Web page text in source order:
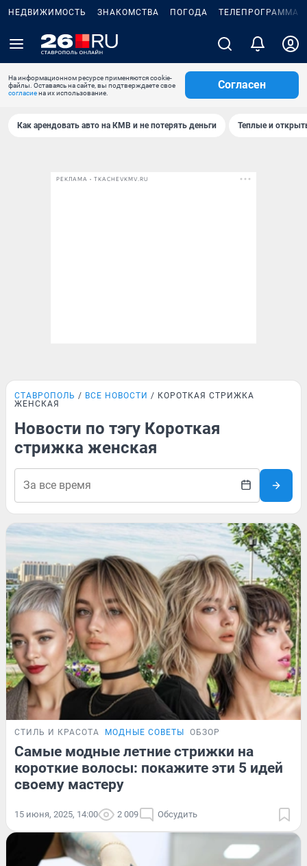
НЕДВИЖИМОСТЬ ЗНАКОМСТВА ПОГОДА ТЕЛЕПРОГРАММА
На информационном ресурсе применяются cookie-
файлы. Оставаясь на сайте, вы подтверждаете свое
согласиена их использование.
Согласен
Как арендовать авто на КМВ и не потерять деньги Теплые и
РЕКЛАМА • TKACHEVKMV.RU
СТАВРОПОЛЬ ВСЕ НОВОСТИ
КОРОТКАЯ СТРИЖКА
ЖЕНСКАЯ
Новости по тэгу Короткая
стрижка женская
СТИЛЬ И КРАСОТА МОДНЫЕ СОВЕТЫ ОБЗОР
Самые модные летние стрижки на
короткие волосы: покажите эти 5 идей
своему мастеру
15 июня, 2025, 14:00 2 009 Обсудить